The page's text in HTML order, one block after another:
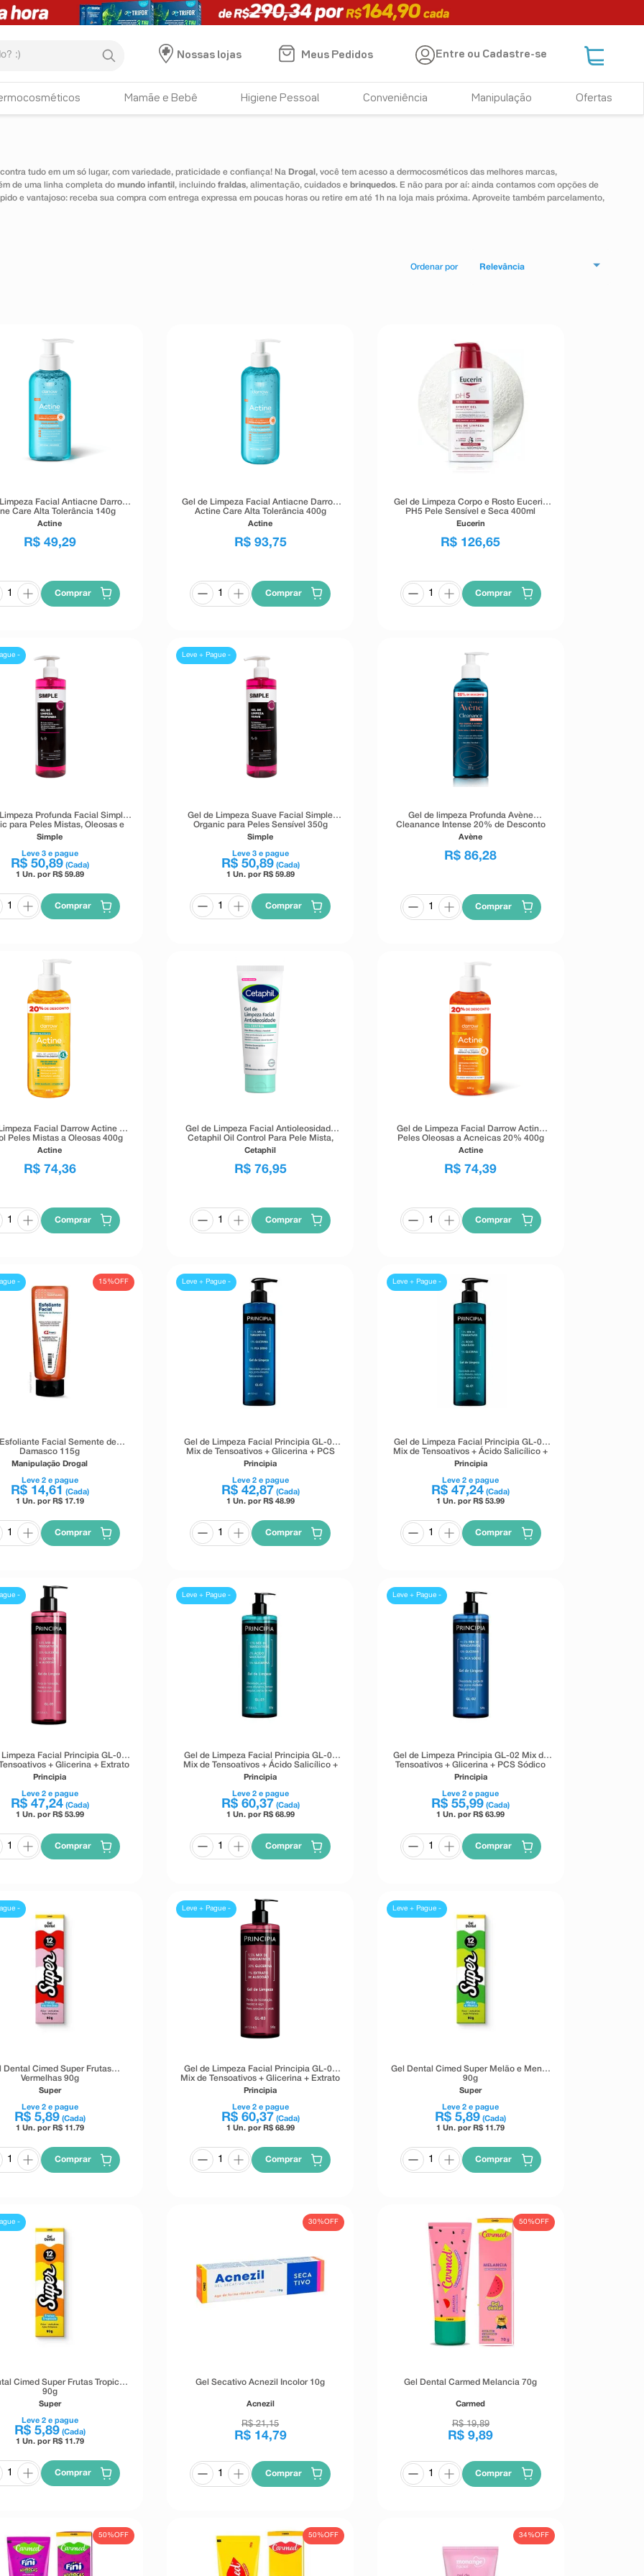
HISTÓRICO DE BUSCAS
Nossas lojas Meus Pedidos Entre ou Cadastre-se
Mamãe e Bebê Higiene Pessoal Conveniência Manipulação Ofertas
tudo em um só lugar, com variedade, praticidade e confiança! Na Drogal , você tem acesso a dermocosméticos das melhores marcas,
de uma linha completa do mundo infantil , incluindo fraldas, alimentação, cuidados e brinquedos. E não para por aí: ainda contamos com opções de
e vantajoso: receba sua compra com entrega expressa em poucas horas ou retire em até 1h na loja mais próxima. Aproveite também parcelamento,
Relevância
Facial Antiacne Darrow
Care Alta Tolerância 140g
Actine
R$ 49,29
Comprar
Gel de Limpeza Facial Antiacne Darrow
Actine Care Alta Tolerância 400g
Actine
R$ 93,75
Comprar
Gel de Limpeza Corpo e Rosto Eucerin
PH5 Pele Sensível e Seca 400ml
Eucerin
R$ 126,65
Comprar
-
Profunda Facial Simple
para Peles Mistas, Oleosas e
Acneicas 350g
Simple
Leve 3e pague
R$ 50,89 (Cada)
1 Un. por R$ 59.89
Comprar
Leve + Pague -
Gel de Limpeza Suave Facial Simple
Organic para Peles Sensível 350g
Simple
Leve 3e pague
R$ 50,89 (Cada)
1 Un. por R$ 59.89
Comprar
Gel de limpeza Profunda Avène
Cleanance Intense 20% de Desconto
300g
Avène
R$ 86,28
Comprar
Facial Darrow Actine Oil
Peles Mistas a Oleosas 400g
Actine
R$ 74,36
Comprar
Gel de Limpeza Facial Antioleosidade
Cetaphil Oil Control Para Pele Mista,
Oleosa e Sensível 236ml
Cetaphil
R$ 76,95
Comprar
Gel de Limpeza Facial Darrow Actine
Peles Oleosas a Acneicas 20% 400g
Actine
R$ 74,39
Comprar
15%OFF
-
Facial Semente de
Damasco 115g
Manipulação Drogal
Leve 2e pague
R$ 14,61
(Cada)
1 Un. por R$ 17.19
Comprar
Leve + Pague -
Gel de Limpeza Facial Principia GL-02
Mix de Tensoativos + Glicerina + PCS
Sódico 350g
Principia
Leve 2e pague
R$ 42,87 (Cada)
1 Un. por R$ 48.99
Comprar
Leve + Pague -
Gel de Limpeza Facial Principia GL-01
Mix de Tensoativos + Ácido Salicílico +
Glicerina 350g
Principia
Leve2 e pague
R$ 47,24 (Cada)
1 Un. por R$53.99
Comprar
-
Limpeza Facial Principia GL-03
+ Glicerina + Extrato
de Algodão 350g
Principia
Leve 2e pague
R$ 47,24 (Cada)
1 Un. por R$ 53.99
Comprar
Leve + Pague -
Gel de Limpeza Facial Principia GL-01
Mix de Tensoativos + Ácido Salicílico +
Glicerina 500g
Principia
Leve 2e pague
R$ 60,37 (Cada)
1 Un. por R$ 68.99
Comprar
Leve + Pague -
Gel de Limpeza Principia GL-02 Mix de
Tensoativos + Glicerina + PCS Sódico
500g
Principia
Leve2 e pague
R$ 55,99 (Cada)
1 Un. por R$63.99
Comprar
-
Dental Cimed Super Frutas
Vermelhas 90g
Super
Leve 2e pague
R$ 5,89 (Cada)
1 Un. por R$ 11.79
Comprar
Leve + Pague -
Gel de Limpeza Facial Principia GL-03
Mix de Tensoativos + Glicerina + Extrato
de Algodão 500g
Principia
Leve 2e pague
R$ 60,37 (Cada)
1 Un. por R$ 68.99
Comprar
Leve + Pague -
Gel Dental Cimed Super Melão e Menta
90g
Super
Leve2 e pague
R$ 5,89 (Cada)
1 Un. por R$11.79
Comprar
-
Cimed Super Frutas Tropicais
90g
Super
Leve 2e pague
R$ 5,89 (Cada)
1 Un. por R$ 11.79
Comprar
30%OFF
Gel Secativo Acnezil Incolor 10g
Acnezil
R$ 21,15
R$ 14,79
Comprar
50%OFF
Gel Dental Carmed Melancia 70g
Carmed
R$ 19,89
R$ 9,89
Comprar
50%OFF 50%OFF 34%OFF